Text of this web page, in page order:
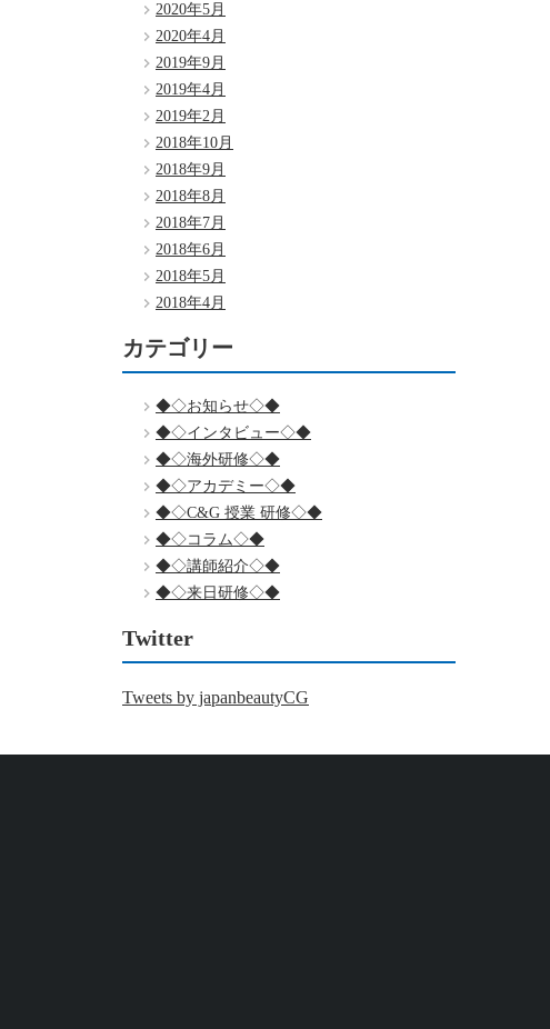
2020年5月
2020年4月
2019年9月
2019年4月
2019年2月
2018年10月
2018年9月
2018年8月
2018年7月
2018年6月
2018年5月
2018年4月
カテゴリー
◆◇お知らせ◇◆
◆◇インタビュー◇◆
◆◇海外研修◇◆
◆◇アカデミー◇◆
◆◇C&G 授業 研修◇◆
◆◇コラム◇◆
◆◇講師紹介◇◆
◆◇来日研修◇◆
Twitter
Tweets by japanbeautyCG